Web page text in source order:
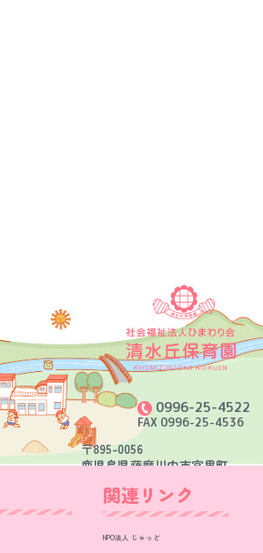
0996-25-4522
FAX 0996-25-4536
〒895-0056
鹿児島県薩摩川内市宮里町
3048番地9
関連リンク
NPO法人 じゃっど